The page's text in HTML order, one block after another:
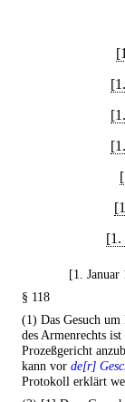
[1.
[1. Januar
§ 118
(1) Das Gesuch
des Armenrechts
Prozeßgericht
kann vor de[r]
Protokoll erklärt